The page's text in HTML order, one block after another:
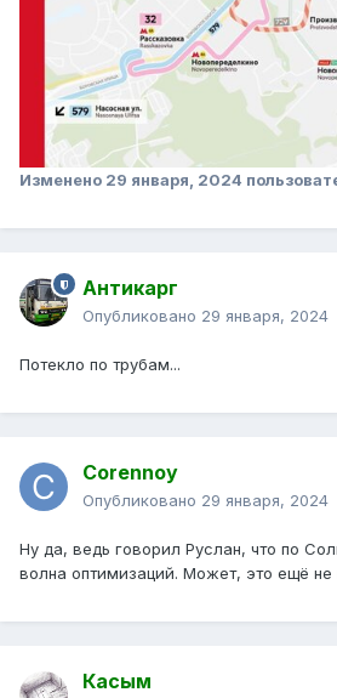
Изменено 29 января, 2024
Антикарг
Опубликовано 29 января, 2024
Потекло по трубам...
Corennoy
Опубликовано 29 января, 2024
Ну да, ведь говорил Руслан, что по
волна оптимизаций. Может, это ещё не
Касым